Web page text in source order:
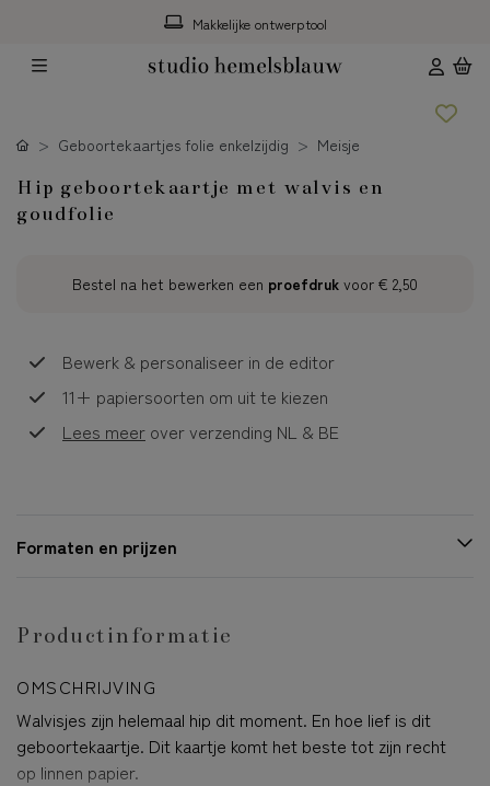
Makkelijke ontwerptool
Geboortekaartjes folie enkelzijdig Meisje
Hip geboortekaartje met walvis en
goudfolie
Bestel na het bewerken een proefdruk voor € 2,50
Bewerk & personaliseer in de editor
11+ papiersoorten om uit te kiezen
Lees meer over verzending NL & BE
Formaten en prijzen
Productinformatie
OMSCHRIJVING
Walvisjes zijn helemaal hip dit moment. En hoe lief is dit
geboortekaartje. Dit kaartje komt het beste tot zijn recht
op linnen papier.